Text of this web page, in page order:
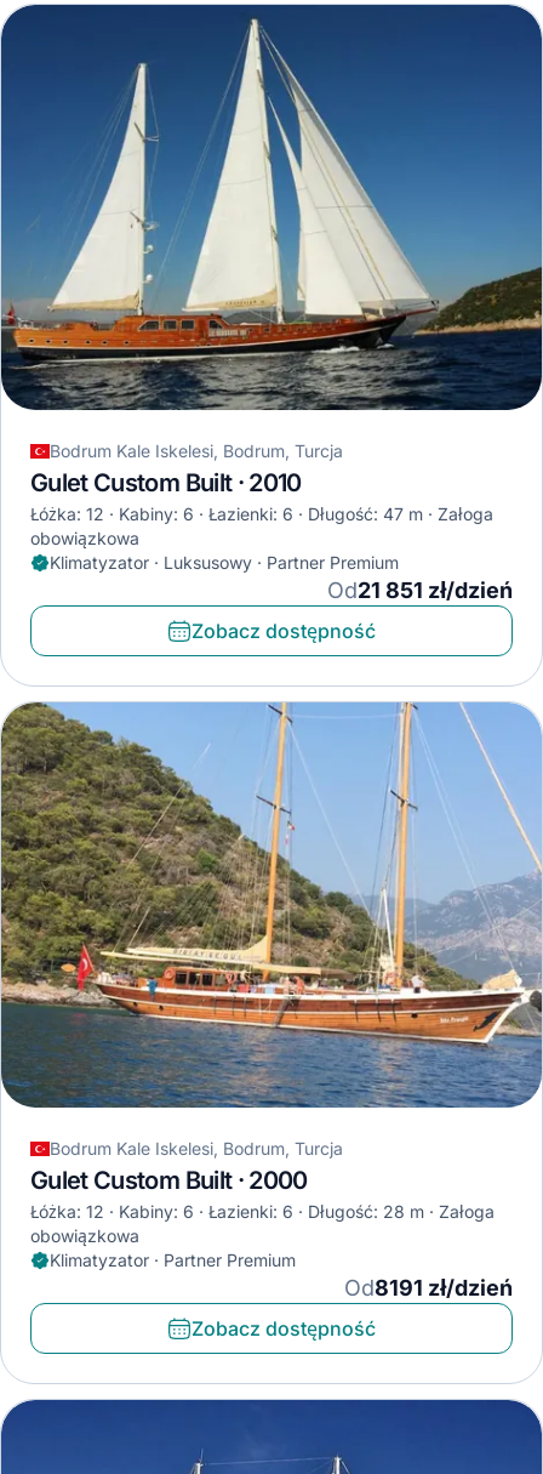
Bodrum Kale Iskelesi, Bodrum, Turcja
Gulet Custom Built · 2010
Łóżka: 12 Kabiny: 6 Łazienki: 6 Długość: 47 m
Załoga
obowiązkowa
Klimatyzator · Luksusowy · Partner Premium
Od21 851 zł/dzień
Zobacz dostępność
Bodrum Kale Iskelesi, Bodrum, Turcja
Gulet Custom Built · 2000
Łóżka: 12 Kabiny: 6 Łazienki: 6 Długość: 28 m
Załoga
obowiązkowa
Klimatyzator · Partner Premium
Od8191 zł/dzień
Zobacz dostępność